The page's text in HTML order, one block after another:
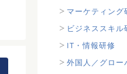
マーケティング
ビジネススキル
IT・情報研修
外国人／グロー